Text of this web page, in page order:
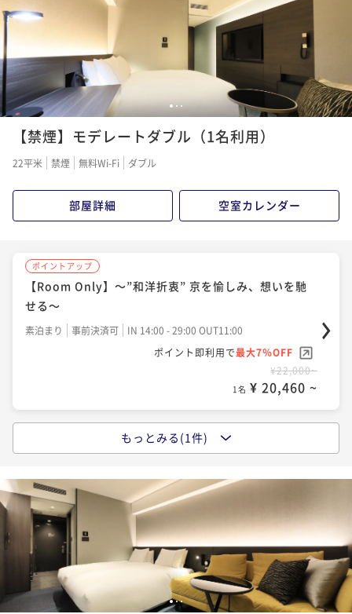
12 3
【禁煙】モデレートダブル（1名利用）
22平米 禁煙 無料Wi-Fi ダブル
部屋詳細 空室カレンダー
ポイントアップ
【Room Only】～”和洋折衷” 京を愉しみ、想いを馳
せる～
素泊まり 事前決済可
IN 14:00 - 29:00 OUT11:00
ポイント即利用で最大7％OFF
¥22,000~
1名 ¥ 20,460 ~
【Breakfast Included】～ほっとする”京都のごは
ん”と、少しお洒落な”京イタリアン”～
朝食付き 事前決済可
IN 14:00 - 29:00 OUT11:00
ポイント即利用で最大7％OFF
¥25,850~
1名 ¥ 24,040 ~
もっとみる(1件)
123